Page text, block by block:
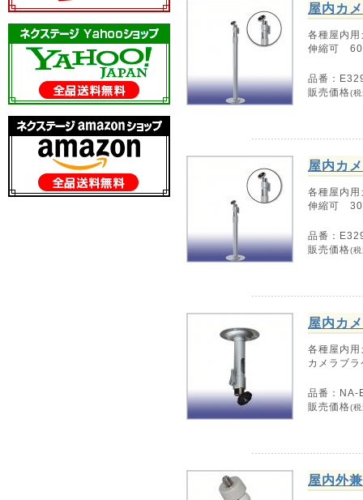
屋内カ
各種屋内
伸縮可
品番：
販売価格(
屋内カ
各種屋内
伸縮可
品番：
販売価格(
屋内カ
各種屋内
カメラブラ
品番：NA-
販売価格(
屋内外